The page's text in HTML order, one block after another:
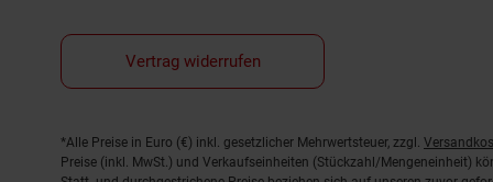
Vertrag widerrufen
Fußnoten
*Alle Preise in Euro (€) inkl. gesetzlicher Mehrwertsteuer, zzgl.
Preise (inkl. MwSt.) und Verkaufseinheiten (Stückzahl/Mengeneinheit)